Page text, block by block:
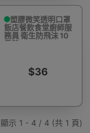
塑膠微笑透明口罩
飯店餐飲食堂廚師服
務員 衛生防飛沫 10
只裝
$36
顯示 1 - 4 / 4 (共 1 頁)